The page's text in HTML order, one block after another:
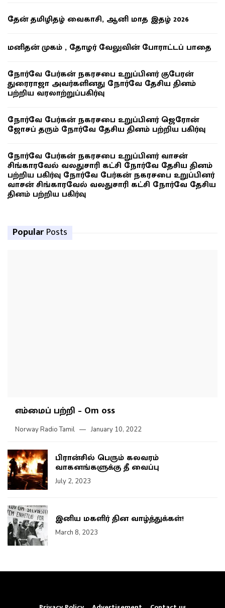
தேன் தமிழிதழ் வைகாசி, ஆனி மாத இதழ் 2026
மனிதன் முகம் , தோழர் வேலுவின் போராட்டப் பாதை
நோர்வே பேர்கன் நகரசபை உறுப்பினர் குபேரன்
துரைராஜா அவர்களினது நோர்வே தேசிய தினம்
பற்றிய வரலாற்றுப்பகிர்வு
நோர்வே பேர்கன் நகரசபை உறுப்பினர் ஜெரோன்
ஜோசப் தரும் நோர்வே தேசிய தினம் பற்றிய பகிர்வு
நோர்வே பேர்கன் நகரசபை உறுப்பினர் வாசன்
சிங்காரவேல் வலதுசாரி கட்சி நோர்வே தேசிய தினம்
பற்றிய பகிர்வு நோர்வே பேர்கன் நகரசபை உறுப்பினர்
வாசன் சிங்காரவேல் வலதுசாரி கட்சி நோர்வே தேசிய
தினம் பற்றிய பகிர்வு
Popular Posts
எம்மைப் பற்றி – Om oss
Norway Radio Tamil January 10, 2022
பிரான்சில் பெரும் கலவரம்
வாகனங்களுக்கு தீ வைப்பு
July 2, 2023
இனிய மகளிர் தின வாழ்த்துக்கள்!
March 8, 2023